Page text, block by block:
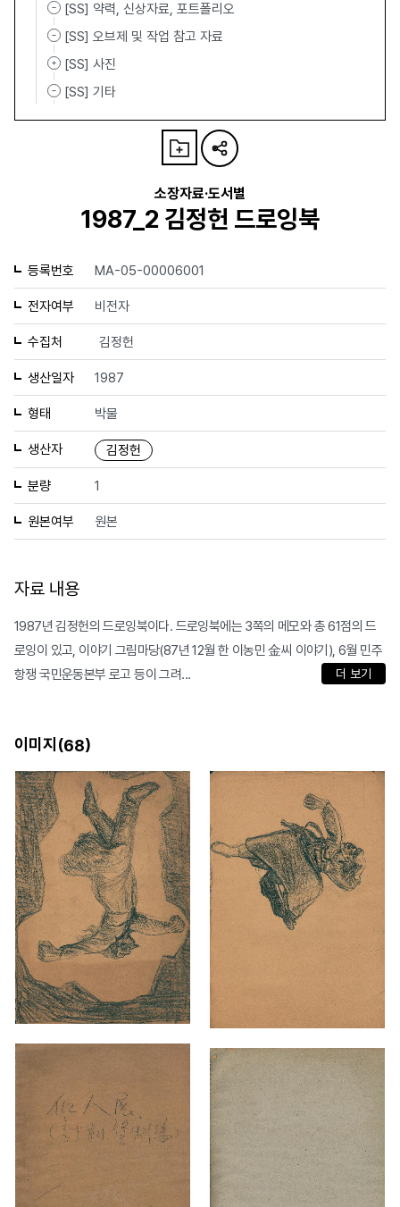
[SS] 약력, 신상자료, 포트폴리오
[SS] 오브제 및 작업 참고 자료
[SS] 사진
[SS] 기타
소장자료·도서별
1987_2 김정헌 드로잉북
등록번호 MA-05-00006001
전자여부 비전자
수집처 김정헌
생산일자 1987
형태 박물
생산자 김정헌
분량 1
원본여부 원본
자료 내용
1987년 김정헌의 드로잉북이다. 드로잉북에는 3쪽의 메모와 총 61점의 드
로잉이 있고, 이야기 그림마당(87년 12월 한 이농민 金씨 이야기), 6월 민주
항쟁 국민운동본부 로고 등이 그려...
더 보기
이미지(68)